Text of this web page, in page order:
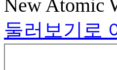
New Atomic
둘러보기로